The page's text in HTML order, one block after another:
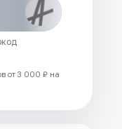
от 3 000 ₽ на